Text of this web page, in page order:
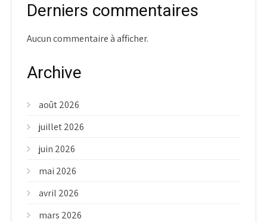
Derniers commentaires
Aucun commentaire à afficher.
Archive
août 2026
juillet 2026
juin 2026
mai 2026
avril 2026
mars 2026